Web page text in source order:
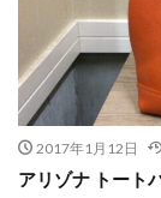
2017年1月12日
アリゾナ トート